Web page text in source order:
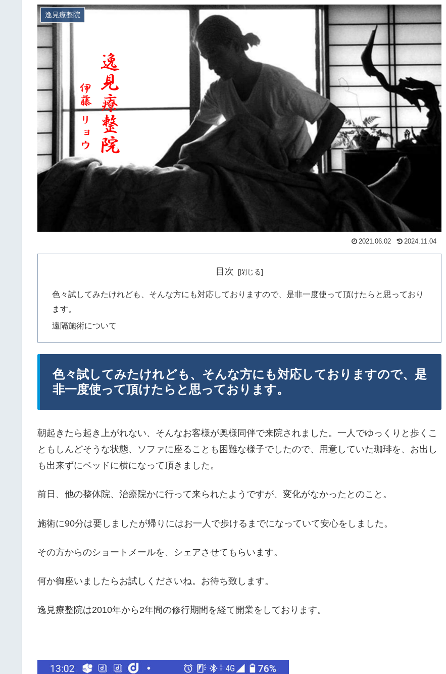
逸見療整院
2021.06.02 2024.11.04
目次
色々試してみたけれども、そんな方にも対応しておりますので、是非一度使って頂けたらと思っており
ます。
遠隔施術について
色々試してみたけれども、そんな方にも対応しておりますので、是
非一度使って頂けたらと思っております。
朝起きたら起き上がれない、そんなお客様が奥様同伴で来院されました。一人でゆっくりと歩くこ
ともしんどそうな状態、ソファに座ることも困難な様子でしたので、用意していた珈琲を、お出し
も出来ずにベッドに横になって頂きました。
前日、他の整体院、治療院かに行って来られたようですが、変化がなかったとのこと。
施術に90分は要しましたが帰りにはお一人で歩けるまでになっていて安心をしました。
その方からのショートメールを、シェアさせてもらいます。
何か御座いましたらお試しくださいね。お待ち致します。
逸見療整院は2010年から2年間の修行期間を経て開業をしております。